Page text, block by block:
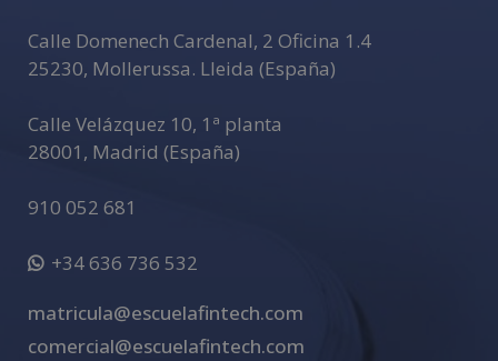
Calle Domenech Cardenal, 2 Oficina 1.4
25230, Mollerussa. Lleida (España)
Calle Velázquez 10, 1ª planta
28001 , Madrid (España)
910 052 681
+34 636 736 532
matricula@escuelafintech.com
comercial@escuelafintech.com